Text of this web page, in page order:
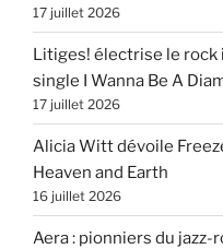
17 juillet 2026
Litiges! électrise le rock
single I Wanna Be A
17 juillet 2026
Alicia Witt dévoile
Heaven and Earth
16 juillet 2026
Aera : pionniers du